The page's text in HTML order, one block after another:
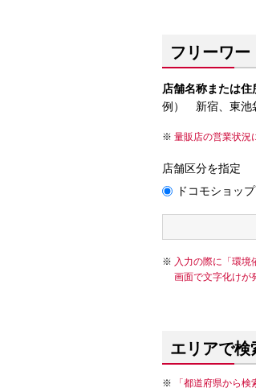
フリーワー
店舗名称または住
例） 新宿、東池
量販店の営業状況
店舗区分を指定
ドコモショップ
入力の際に「環境
画面で文字化けが
エリアで検
「都道府県から